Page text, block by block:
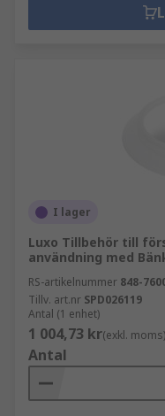
I lager
Luxo Tillbehör till
användning med
RS-artikelnummer 848-
Tillv. art.nr SPD026119
Antal (1 enhet)
1 004,73 kr(exkl. moms)
Antal